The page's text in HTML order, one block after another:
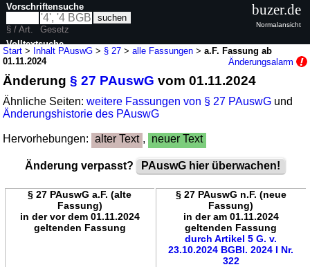
Start > Inhalt PAuswG > § 27 >alle Fassungen >a.F. Fassung ab
01.11.2024
Änderungsalarm
Änderung§ 27 PAuswG vom 01.11.2024
Ähnliche Seiten:weitere Fassungen von § 27 PAuswG und
Änderungshistorie des PAuswG
Hervorhebungen: alter Text , neuer Text
Änderung verpasst? PAuswG hier überwachen!
§ 27 PAuswG a.F. (alte
Fassung)
in der vor dem 01.11.2024
geltenden Fassung
§ 27 PAuswG n.F. (neue
Fassung)
in der am 01.11.2024
geltenden Fassung
durch Artikel 5 G. v.
23.10.2024 BGBl. 2024 I Nr.
322
Vorschriftensuche
§ / Art.
Gesetz
Volltextsuche
buzer.de
Normalansicht